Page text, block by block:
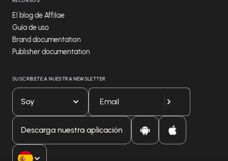
El blog de Affilae
Guía de uso
Brand documentation
Publisher documentation
SUSCRÍBETE A NUESTRA NEWSLETTER
Soy
Descarga nuestra aplicación